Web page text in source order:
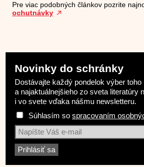
Pre viac podobných článkov pozrite
ochutnávky
Novinky do schránky
Dostávajte každý pondelok výber toho
a najaktuálnejšieho zo sveta literatúry
i vo svete vďaka nášmu newsletteru.
Súhlasím sospracovaním